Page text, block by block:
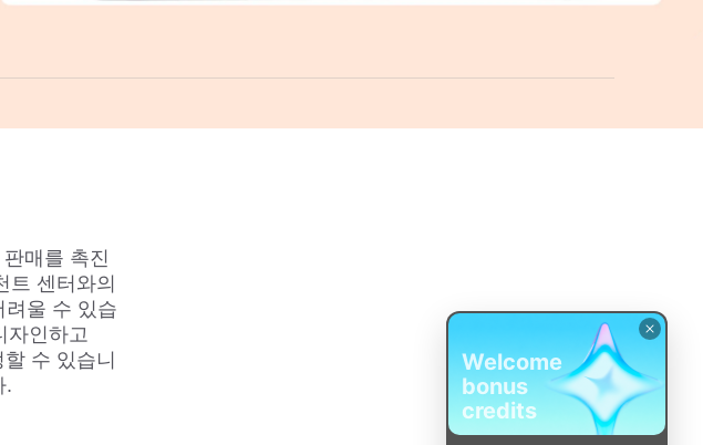
매를 촉진
트 센터와의
울 수 있습
자인하고
수 있습니
.
Welcome
bonus
credits